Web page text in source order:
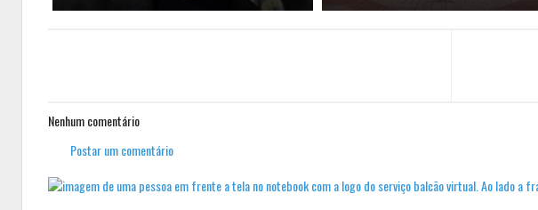
Nenhum comentário
Postar um comentário